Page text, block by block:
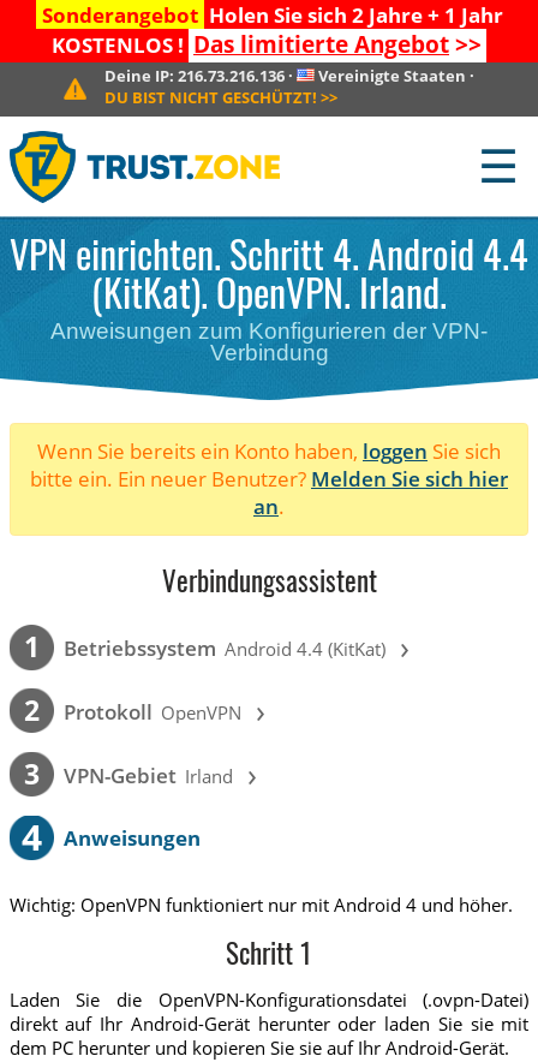
Sonderangebot Holen Sie sich 2 Jahre + 1 Jahr
KOSTENLOS ! Das limitierte Angebot>>
Deine IP: 216.73.216.136· Vereinigte Staaten ·
DU BIST NICHT GESCHÜTZT! >>
☰
VPN einrichten. Schritt 4. Android 4.4
(KitKat). OpenVPN. Irland.
Anweisungen zum Konfigurieren der VPN-
Verbindung
Wenn Sie bereits ein Konto haben, loggen Sie sich
bitte ein. Ein neuer Benutzer? Melden Sie sich hier
an.
Verbindungsassistent
1 Betriebssystem Android 4.4 (KitKat) ›
2 Protokoll OpenVPN ›
3 VPN-Gebiet Irland ›
4 Anweisungen
Wichtig: OpenVPN funktioniert nur mit Android 4 und höher.
Schritt 1
Laden Sie die OpenVPN-Konfigurationsdatei (.ovpn-Datei)
direkt auf Ihr Android-Gerät herunter oder laden Sie sie mit
dem PC herunter und kopieren Sie sie auf Ihr Android-Gerät.